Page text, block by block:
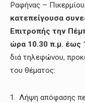
Ραφήνας –
κατεπείγουσα
Επιτροπής την
ώρα 10.30 π.μ. έως
διά τηλεφώνου,
του θέματος:
Λήψη απόφασης